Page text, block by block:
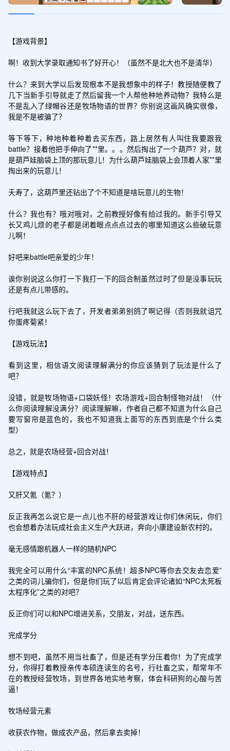
【游戏背景】
啊！收到大学录取通知书了好开心！（虽然不是北大也不是清华）
什么？来到大学以后发现根本不是我想象中的样子！教授随便教了
几下当新手引导就走了然后留我一个人帮他种地养动物？我特么是
不是乱入了绿帽谷还是牧场物语的世界？你别说这画风确实很像，
我是不是被骗了？
等下等下，种地种着种着去买东西，路上居然有人叫住我要跟我
battle？接着他把手伸向了**里。。。然后掏出了一个葫芦？对，就
是葫芦娃脑袋上顶的那玩意儿！为什么葫芦娃脑袋上会顶着人家**里
掏出来的玩意儿！
夭寿了，这葫芦里还钻出了个不知道是啥玩意儿的生物！
什么？我也有？哦对哦对，之前教授好像有给过我的。新手引导又
长又鸡儿烦的老子都是闭着眼点点点过去的哪里知道这么些破玩意
儿啊！
好吧来battle吧亲爱的少年！
诶你别说这么你打一下我打一下的回合制虽然过时了但是没事玩玩
还是有点儿带感的。
行吧我就这么玩下去了，开发者弟弟别鸽了啊记得（否则我就诅咒
你蛋疼菊紧！
【游戏玩法】
看到这里，相信语文阅读理解满分的你应该猜到了玩法是什么了
吧？
没错，就是牧场物语+口袋妖怪！农场游戏+回合制怪物对战！（什
么你阅读理解没满分？阅读理解嘛，作者自己都不知道为什么自己
要写窗帘是蓝色的，我也不知道我上面写的东西到底是个什么类
型）
总之，就是农场经营+回合对战！
【游戏特点】
又肝又氪（氪？）
反正我再怎么说它是一点儿也不肝的经营游戏让你们休闲玩，你们
也会想着办法玩成社会主义生产大跃进，奔向小康建设新农村的。
毫无感情跟机器人一样的随机NPC
我完全可以用什么“丰富的NPC系统！超多NPC等你去交友去恋爱”
之类的词儿骗你们，但是你们玩了以后肯定会评论诸如“NPC太死板
太程序化”之类的对吧？
反正你们可以和NPC增进关系，交朋友，对战，送东西。
完成学分
想不到吧，虽然不用当社畜了，但是还有学分压着你！为了完成学
分，你得打着教授亲传本硕连读生的名号，行社畜之实，帮常年不
在的教授经营牧场，到世界各地实地考察，体会科研狗的心酸与苦
逼！
牧场经营元素
收获农作物，做成农产品，然后拿去卖掉！